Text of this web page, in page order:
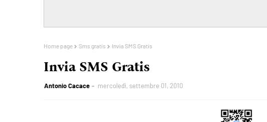
Home page Sms gratis Invia SMS Gratis
Invia SMS Gratis
Antonio Cacace mercoledì, settembre 01, 2010